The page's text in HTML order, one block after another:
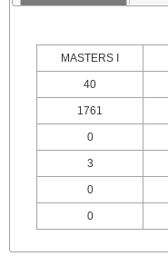
MASTERS I
40
1761
0
3
0
0